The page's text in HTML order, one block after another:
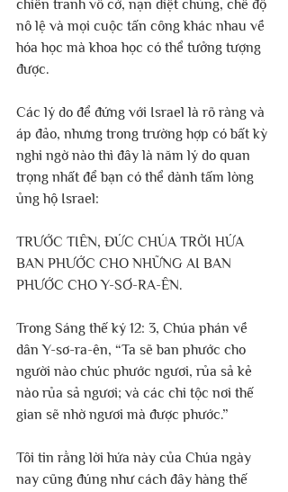
chiến tranh vô cớ, nạn diệt chủng, chế độ
nô lệ và mọi cuộc tấn công khác nhau về
hóa học mà khoa học có thể tưởng tượng
được.
Các lý do để đứng với Israel là rõ ràng và
áp đảo, nhưng trong trường hợp có bất kỳ
nghi ngờ nào thì đây là năm lý do quan
trọng nhất để bạn có thể dành tấm lòng
ủng hộ Israel:
TRƯỚC TIÊN, ĐỨC CHÚA TRỜI HỨA
BAN PHƯỚC CHO NHỮNG AI BAN
PHƯỚC CHO Y-SƠ-RA-ÊN.
Trong Sáng thế ký 12: 3, Chúa phán về
dân Y-sơ-ra-ên, “Ta sẽ ban phước cho
người nào chúc phước ngươi, rủa sả kẻ
nào rủa sả ngươi; và các chi tộc nơi thế
gian sẽ nhờ ngươi mà được phước.”
Tôi tin rằng lời hứa này của Chúa ngày
nay cũng đúng như cách đây hàng thế